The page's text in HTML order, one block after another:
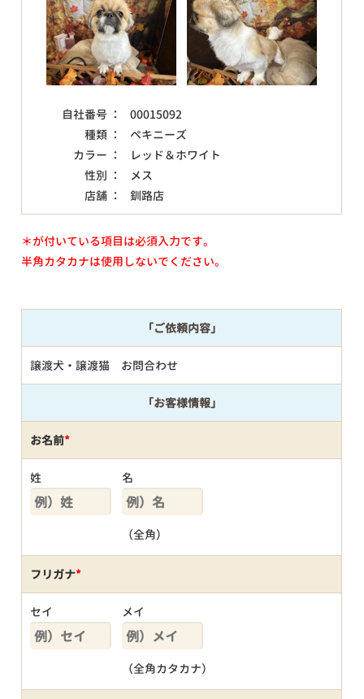
自社番号 ：
00015092
種類 ：
ペキニーズ
カラー ：
レッド＆ホワイト
性別 ：
メス
店舗 ：
釧路店
＊が付いている項目は必須入力です。
半角カタカナは使用しないでください。
「ご依頼内容」
譲渡犬・譲渡猫 お問合わせ
「お客様情報」
お名前*
姓 名
（全角）
フリガナ*
セイ メイ
（全角カタカナ）